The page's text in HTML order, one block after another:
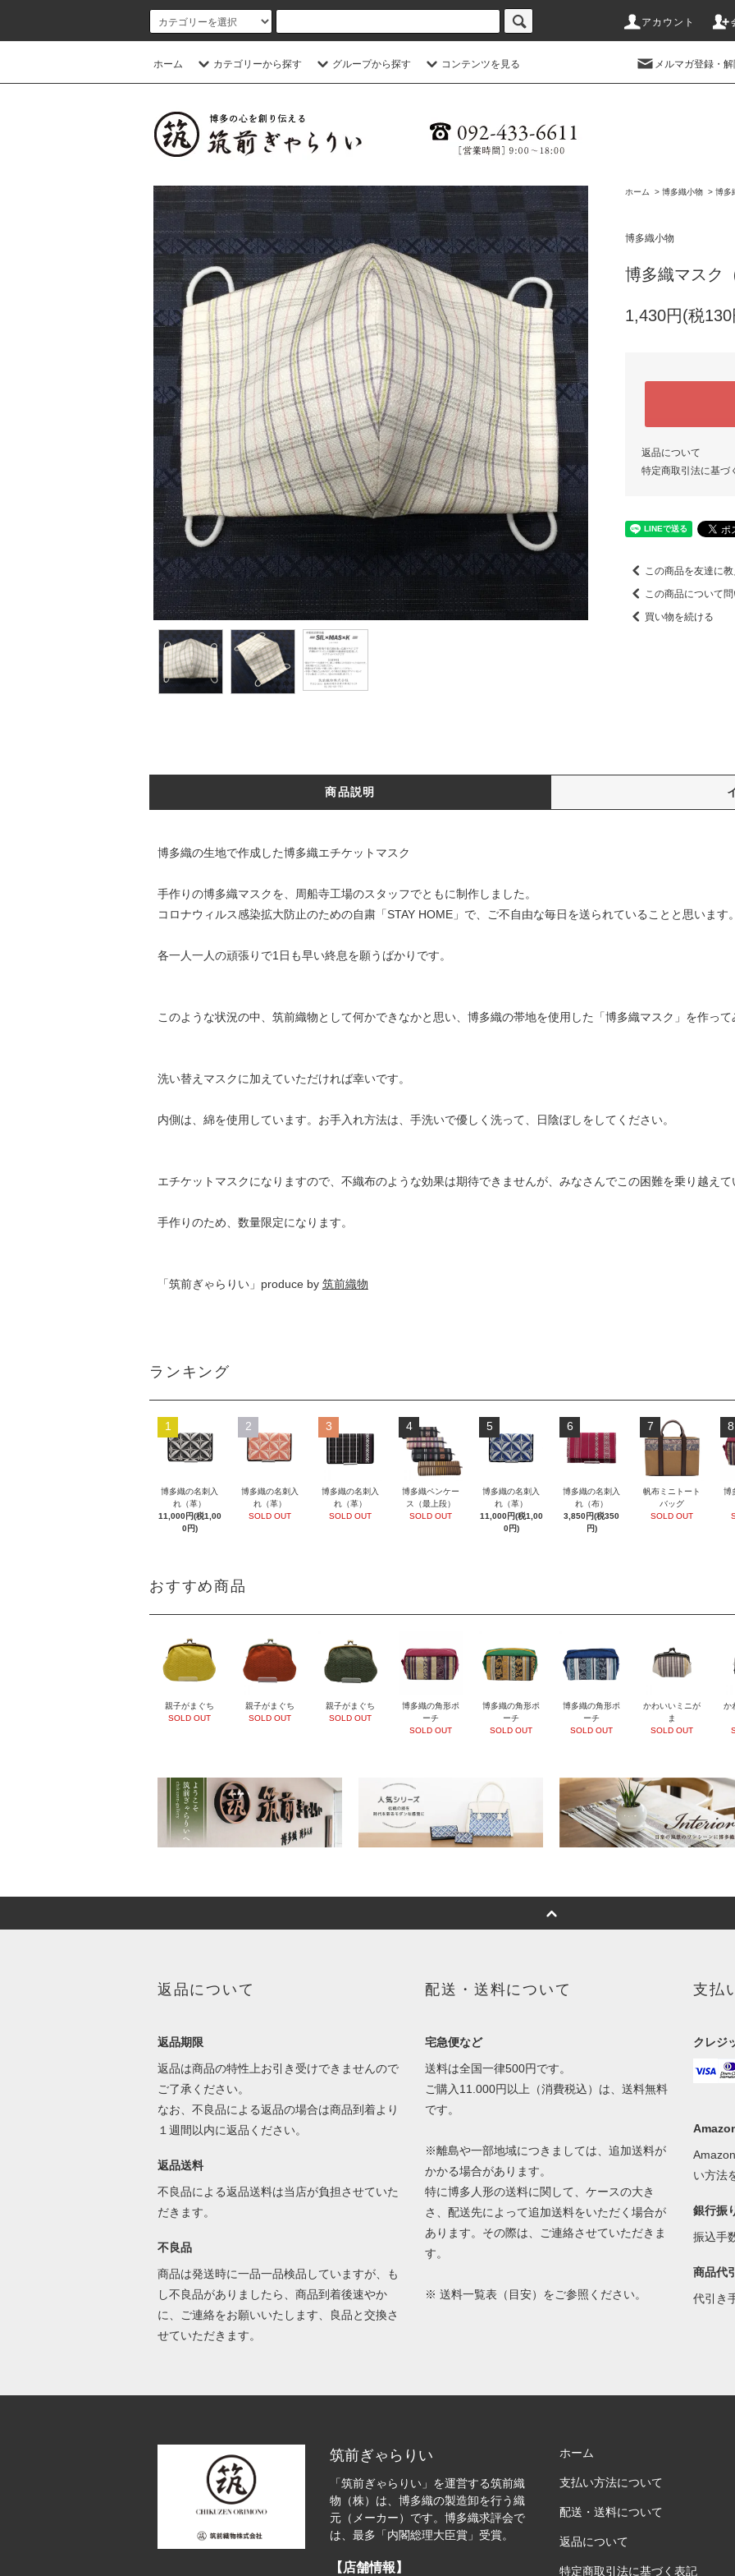
アカウント
ホーム カテゴリーから探す グループから探す コンテンツを見る メルマガ登録・
ホーム > 博多織小物 > 博多
博多織小物
博多織マスク
1,430円(税130
返品について
特定商取引法に基づ
この商品を友達に教
この商品について
買い物を続ける
商品説明
博多織の生地で作成した博多織エチケットマスク
手作りの博多織マスクを、周船寺工場のスタッフでともに制作しました。
コロナウィルス感染拡大防止のための自粛「STAY HOME」で、ご不自由な毎日を送られていることと思います。
各一人一人の頑張りで1日も早い終息を願うばかりです。
このような状況の中、筑前織物として何かできなかと思い、博多織の帯地を使用した「博多織マスク」を作って
洗い替えマスクに加えていただければ幸いです。
内側は、綿を使用しています。お手入れ方法は、手洗いで優しく洗って、日陰ぼしをしてください。
エチケットマスクになりますので、不織布のような効果は期待できませんが、みなさんでこの困難を乗り越えて
手作りのため、数量限定になります。
「筑前ぎゃらりい」produce by 筑前織物
ランキング
1
博多織の名刺入
れ（革）
11,000円(税1,00
0円)
2
博多織の名刺入
れ（革）
SOLD OUT
3
博多織の名刺入
れ（革）
SOLD OUT
4
博多織ペンケー
ス（最上段）
SOLD OUT
5
博多織の名刺入
れ（革）
11,000円(税1,00
0円)
6
博多織の名刺入
れ（布）
3,850円(税350
円)
7
帆布ミニトート
バッグ
SOLD OUT
8
博
おすすめ商品
親子がまぐち
SOLD OUT
親子がまぐち
SOLD OUT
親子がまぐち
SOLD OUT
博多織の角形ポ
ーチ
SOLD OUT
博多織の角形ポ
ーチ
SOLD OUT
博多織の角形ポ
ーチ
SOLD OUT
かわいいミニが
ま
SOLD OUT
か
返品について
返品期限
返品は商品の特性上お引き受けできませんので
ご了承ください。
なお、不良品による返品の場合は商品到着より
１週間以内に返品ください。
返品送料
不良品による返品送料は当店が負担させていた
だきます。
不良品
商品は発送時に一品一品検品していますが、も
し不良品がありましたら、商品到着後速やか
に、ご連絡をお願いいたします、良品と交換さ
せていただきます。
配送・送料について
宅急便など
送料は全国一律500円です。
ご購入11.000円以上（消費税込）は、送料無料
です。
※離島や一部地域につきましては、追加送料が
かかる場合があります。
特に博多人形の送料に関して、ケースの大き
さ、配送先によって追加送料をいただく場合が
あります。その際は、ご連絡させていただきま
す。
※送料一覧表（目安） をご参照ください。
支払
クレジ
い方法
銀行振
振込手
商品代
代引き
筑前ぎゃらりい
「筑前ぎゃらりい」を運営する筑前織
物（株）は、博多織の製造卸を行う織
元（メーカー）です。博多織求評会で
は、最多「内閣総理大臣賞」受賞。
【店舗情報】
ホーム
支払い方法について
配送・送料について
返品について
特定商取引法に基づく表記